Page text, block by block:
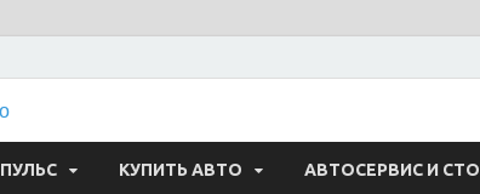
ForPost — Авто
ПУЛЬС КУПИТЬ АВТО АВТОСЕРВИС И СТО